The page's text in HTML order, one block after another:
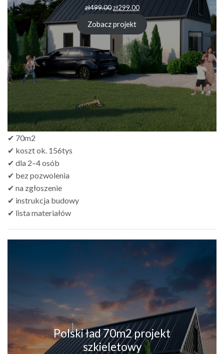
zł499.00 zł299.00
Zobacz projekt
✔ 70m2
✔ koszt ok. 156tys
✔ dla 2–4 osób
✔ bez pozwolenia
✔ na zgłoszenie
✔ instrukcja budowy
✔ lista materiałów
Polski ład 70m2 projekt
szkieletowy